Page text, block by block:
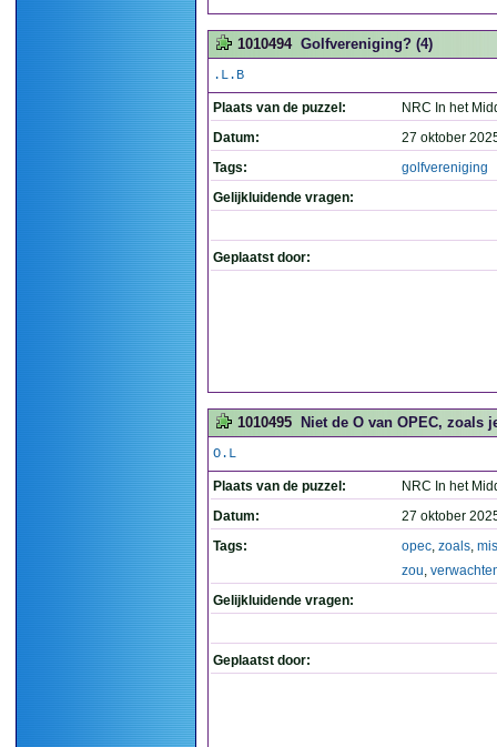
1010494 Golfvereniging? (4)
.L.B
Plaats van de puzzel:
NRC In het
Datum:
27 oktober
Tags:
golfvereniging
Gelijkluidende vragen:
Geplaatst door:
1010495 Niet de O van OPEC, zoals
O.L
Plaats van de puzzel:
NRC In het
Datum:
27 oktober
Tags:
opec, zoals,
zou,
Gelijkluidende vragen:
Geplaatst door: